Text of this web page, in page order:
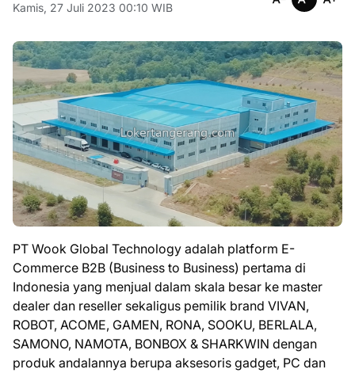
Kamis, 27 Juli 2023 00:10 WIB
PT Wook Global Technology adalah platform E-
Commerce B2B (Business to Business) pertama di
Indonesia yang menjual dalam skala besar ke master
dealer dan reseller sekaligus pemilik brand VIVAN,
ROBOT, ACOME, GAMEN, RONA, SOOKU, BERLALA,
SAMONO, NAMOTA, BONBOX & SHARKWIN dengan
produk andalannya berupa aksesoris gadget, PC dan